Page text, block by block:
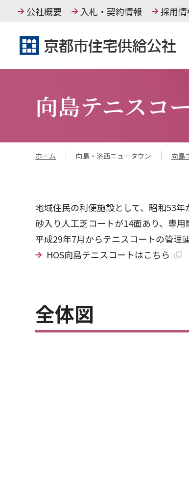
公社概要 入札・契約情報 採用情
向島テニスコ
ホーム 向島・洛西ニュータウン 向島
地域住民の利便施設として、昭和53年
砂入り人工芝コートが14面あり、専用
平成29年7月からテニスコートの管理
HOS向島テニスコートはこちら
全体図